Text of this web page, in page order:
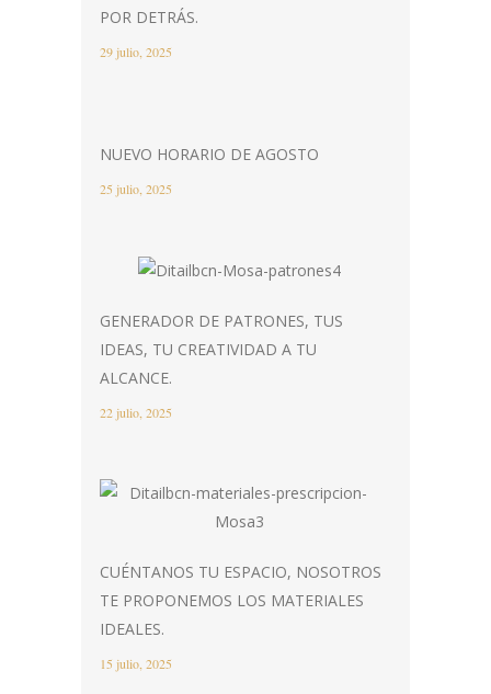
POR DETRÁS.
29 julio, 2025
NUEVO HORARIO DE AGOSTO
25 julio, 2025
GENERADOR DE PATRONES, TUS
IDEAS, TU CREATIVIDAD A TU
ALCANCE.
22 julio, 2025
CUÉNTANOS TU ESPACIO, NOSOTROS
TE PROPONEMOS LOS MATERIALES
IDEALES.
15 julio, 2025